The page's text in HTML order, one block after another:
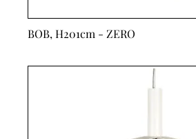
BOB, H201cm - ZERO